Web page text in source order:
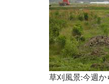
草刈風景:今週